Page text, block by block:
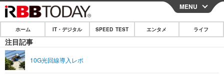
CLOSE
ホーム
IT・デジタル
MENU
ホーム IT・デジタル SPEED TEST エンタメ ライフ
注目記事
10G光回線導入レポ